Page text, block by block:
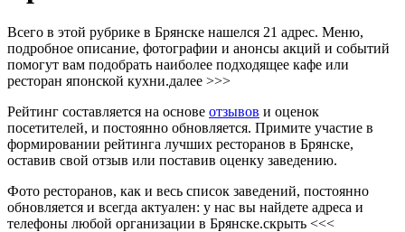
Всего в этой рубрике в Брянске нашелся 21 адрес. Меню,
подробное описание, фотографии и анонсы акций и событий
помогут вам подобрать наиболее подходящее кафе или
ресторан японской кухни.далее >>>
Рейтинг составляется на основе отзывов и оценок
посетителей, и постоянно обновляется. Примите участие в
формировании рейтинга лучших ресторанов в Брянске,
оставив свой отзыв или поставив оценку заведению.
Фото ресторанов, как и весь список заведений, постоянно
обновляется и всегда актуален: у нас вы найдете адреса и
телефоны любой организации в Брянске.скрыть <<<